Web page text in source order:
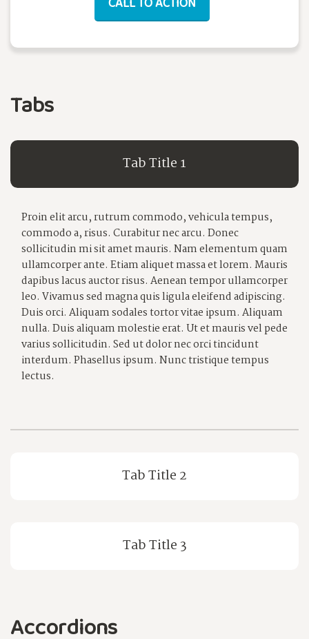
Tabs
Tab Title 1
Proin elit arcu, rutrum commodo, vehicula tempus,
commodo a, risus. Curabitur nec arcu. Donec
sollicitudin mi sit amet mauris. Nam elementum quam
ullamcorper ante. Etiam aliquet massa et lorem. Mauris
dapibus lacus auctor risus. Aenean tempor ullamcorper
leo. Vivamus sed magna quis ligula eleifend adipiscing.
Duis orci. Aliquam sodales tortor vitae ipsum. Aliquam
nulla. Duis aliquam molestie erat. Ut et mauris vel pede
varius sollicitudin. Sed ut dolor nec orci tincidunt
interdum. Phasellus ipsum. Nunc tristique tempus
lectus.
Tab Title 2
Tab Title 3
Accordions